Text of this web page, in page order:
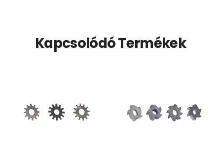
Kapcsolódó Termékek